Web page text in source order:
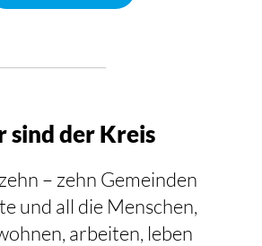
sind der Kreis
– zehn Gemeinden
und all die Menschen,
arbeiten, leben